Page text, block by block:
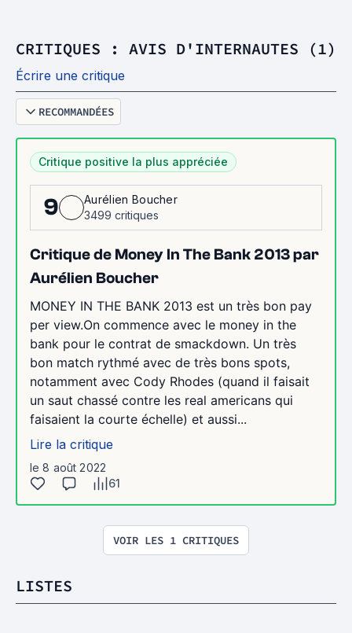
CRITIQUES : AVIS D'INTERNAUTES (1)
Écrire une critique
RECOMMANDÉES
Critique positive la plus appréciée
9
Aurélien Boucher
3499 critiques
Critique de Money In The Bank 2013 par
Aurélien Boucher
MONEY IN THE BANK 2013 est un très bon pay
per view.On commence avec le money in the
bank pour le contrat de smackdown. Un très
bon match rythmé avec de très bons spots,
notamment avec Cody Rhodes (quand il faisait
un saut chassé contre les real americans qui
faisaient la courte échelle) et aussi...
Lire la critique
le 8 août 2022
61
VOIR LES 1 CRITIQUES
LISTES